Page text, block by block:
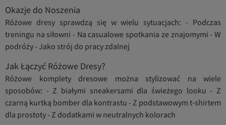
Okazje do Noszenia
Różowe dresy sprawdzą się w wielu sytuacjach: - Podczas
treningu na siłowni - Na casualowe spotkania ze znajomymi - W
podróży - Jako strój do pracy zdalnej
Jak Łączyć Różowe Dresy?
Różowe komplety dresowe można stylizować na wiele
sposobów: - Z białymi sneakersami dla świeżego looku - Z
czarną kurtką bomber dla kontrastu - Z podstawowym t-shirtem
dla prostoty - Z dodatkami w neutralnych kolorach